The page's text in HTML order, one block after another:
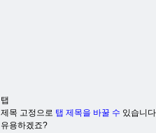
탭
제목 고정으로 탭 제목을 바꿀 수 있습니
유용하겠죠?